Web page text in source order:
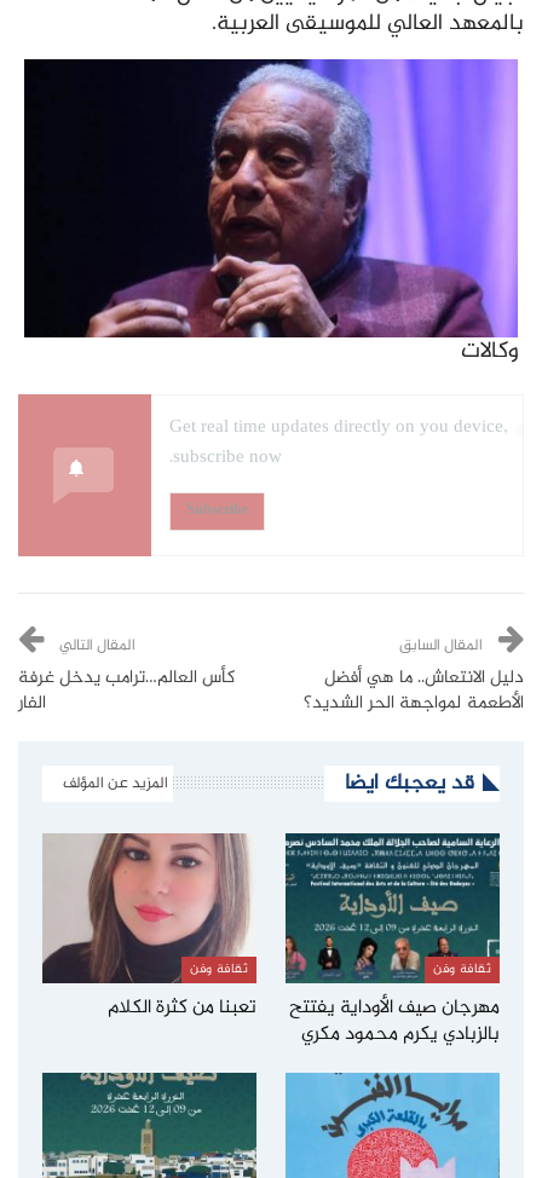
بالمعهد العالي للموسيقى العربية.
وكالات
Get real time updates directly on you device,
subscribe now.
Subscribe
المقال السابق
دليل الانتعاش.. ما هي أفضل
الأطعمة لمواجهة الحر الشديد؟
المقال التالي
كأس العالم…ترامب يدخل غرفة
الفار
قد يعجبك ايضا المزيد عن المؤلف
ثقافة وفن
مهرجان صيف الأوداية يفتتح
بالزبادي يكرم محمود مكري
ثقافة وفن
تعبنا من كثرة الكلام